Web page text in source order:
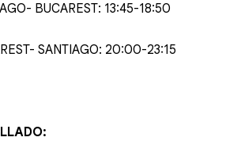
BUCAREST: 13:45-18:50
SANTIAGO: 20:00-23:15